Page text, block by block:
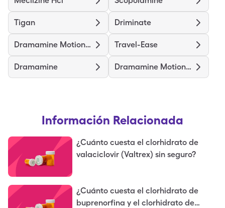
Tigan Driminate
Dramamine Motion Sickness Kids Travel-Ease
Dramamine Dramamine Motion Sickness
Información Relacionada
¿Cuánto cuesta el clorhidrato de
valaciclovir (Valtrex) sin seguro?
¿Cuánto cuesta el clorhidrato de
buprenorfina y el clorhidrato de